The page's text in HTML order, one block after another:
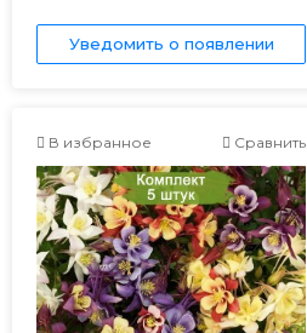
Уведомить о появлении
В избранное Сравнить